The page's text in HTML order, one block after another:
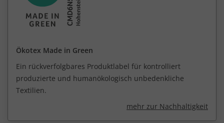
Ökotex Made in Green
Ein rückverfolgbares Produktlabel für kontrolliert
produzierte und humanökologisch unbedenkliche
Textilien.
mehr zur Nachhaltigkeit